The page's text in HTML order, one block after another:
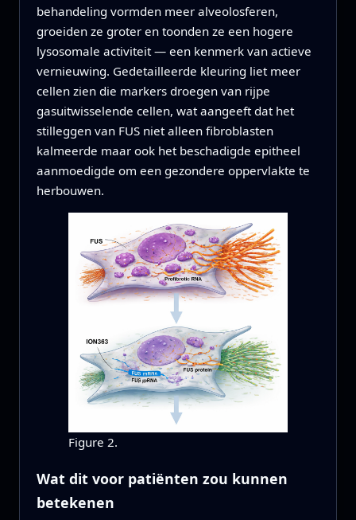
behandeling vormden meer alveolosferen,
groeiden ze groter en toonden ze een hogere
lysosomale activiteit — een kenmerk van actieve
vernieuwing. Gedetailleerde kleuring liet meer
cellen zien die markers droegen van rijpe
gasuitwisselende cellen, wat aangeeft dat het
stilleggen van FUS niet alleen fibroblasten
kalmeerde maar ook het beschadigde epitheel
aanmoedigde om een gezondere oppervlakte te
herbouwen.
Figure 2.
Wat dit voor patiënten zou kunnen
betekenen